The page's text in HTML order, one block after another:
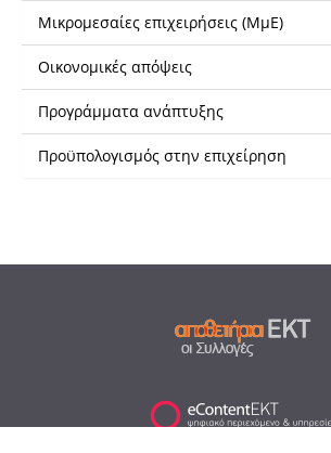
Μικρομεσαίες επιχειρήσεις (ΜμΕ)
Οικονομικές απόψεις
Προγράμματα ανάπτυξης
Προϋπολογισμός στην επιχείρηση